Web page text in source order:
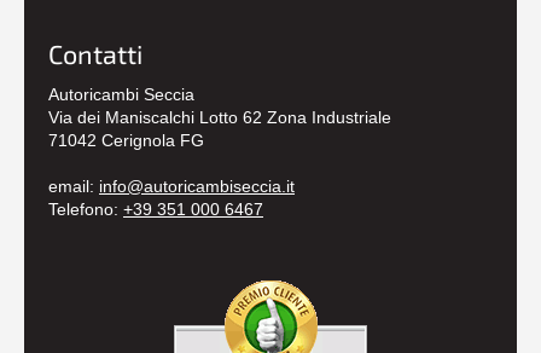
Contatti
Autoricambi Seccia
Via dei Maniscalchi Lotto 62 Zona Industriale
71042 Cerignola FG
email: info@autoricambiseccia.it
Telefono: +39 351 000 6467